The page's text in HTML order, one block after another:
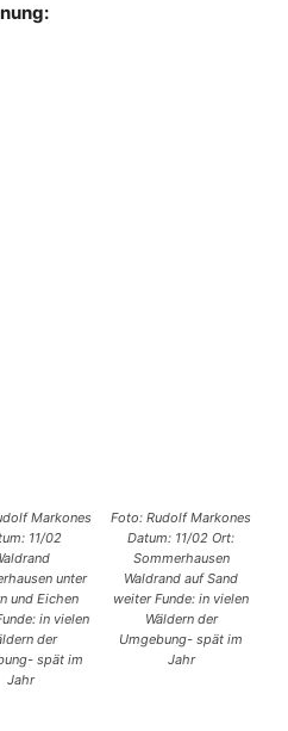
Markones
11/02
unter
und Eichen
in vielen
der
spät im
Jahr
Foto: Rudolf Markones
Datum: 11/02 Ort:
Sommerhausen
Waldrand auf Sand
weiter Funde: in vielen
Wäldern der
Umgebung- spät im
Jahr